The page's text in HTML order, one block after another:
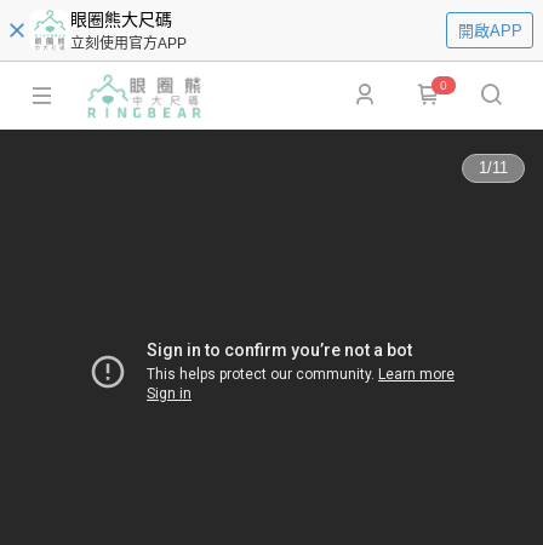
眼圈熊大尺碼
立刻使用官方APP
開啟APP
0
1/11